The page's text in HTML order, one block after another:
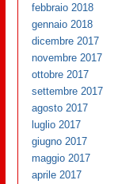
febbraio 2018
gennaio 2018
dicembre 2017
novembre 2017
ottobre 2017
settembre 2017
agosto 2017
luglio 2017
giugno 2017
maggio 2017
aprile 2017